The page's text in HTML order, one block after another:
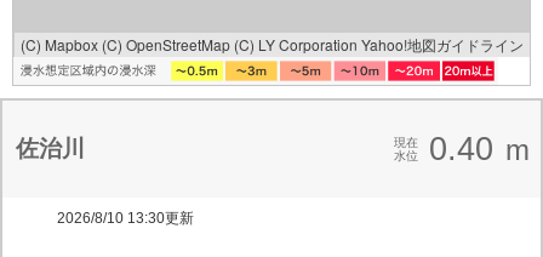
(C) Mapbox (C) OpenStreetMap (C) LY Corporation Yahoo!地図ガイドライン
佐治川
現在
水位
0.40 m
2026/8/10 13:30更新